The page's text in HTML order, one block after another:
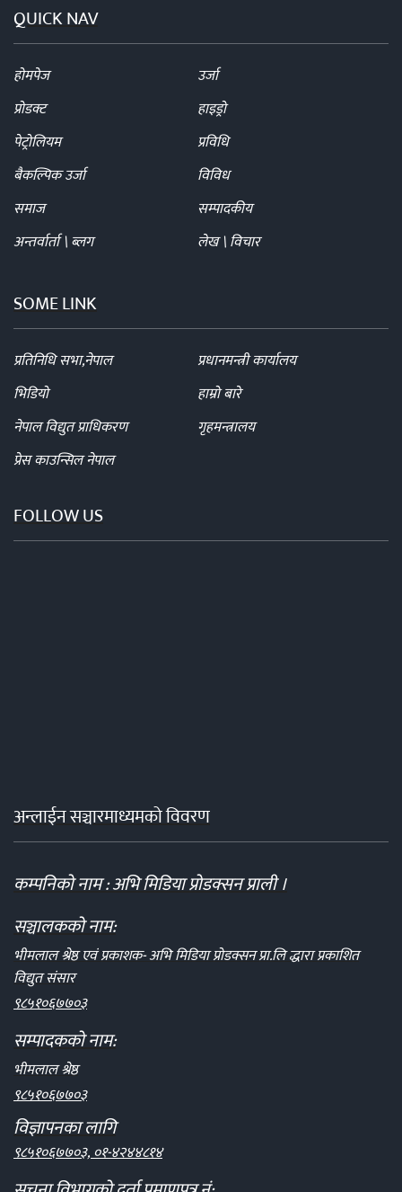
QUICK NAV
होमपेज
उर्जा
प्रोडक्ट
हाइड्रो
पेट्रोलियम
प्रविधि
बैकल्पिक उर्जा
विविध
समाज
सम्पादकीय
अन्तर्वार्ता \ ब्लग
लेख \ विचार
SOME LINK
प्रतिनिधि सभा,नेपाल
प्रधानमन्त्री कार्यालय
भिडियो
हाम्रो बारे
नेपाल विद्युत प्राधिकरण
गृहमन्त्रालय
प्रेस काउन्सिल नेपाल
FOLLOW US
अन्लाईन सञ्चारमाध्यमको विवरण
कम्पनिको नाम : अभि मिडिया प्रोडक्सन प्राली ।
सञ्चालकको नाम:
भीमलाल श्रेष्ठ एवं प्रकाशक- अभि मिडिया प्रोडक्सन प्रा.लि द्धारा प्रकाशित
विद्युत संसार
९८५१०६७७०३
सम्पादकको नाम:
भीमलाल श्रेष्ठ
९८५१०६७७०३
विज्ञापनका लागि
९८५१०६७७०३, ०१-४२४४८१४